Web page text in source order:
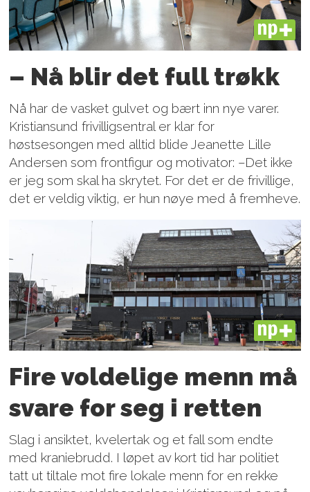
PLUS
– Nå blir det full trøkk
Nå har de vasket gulvet og bært inn nye varer.
Kristiansund frivilligsentral er klar for
høstsesongen med alltid blide Jeanette Lille
Andersen som frontfigur og motivator: –Det ikke
er jeg som skal ha skrytet. For det er de frivillige,
det er veldig viktig, er hun nøye med å fremheve.
PLUS
Fire voldelige menn må
svare for seg i retten
Slag i ansiktet, kvelertak og et fall som endte
med kraniebrudd. I løpet av kort tid har politiet
tatt ut tiltale mot fire lokale menn for en rekke